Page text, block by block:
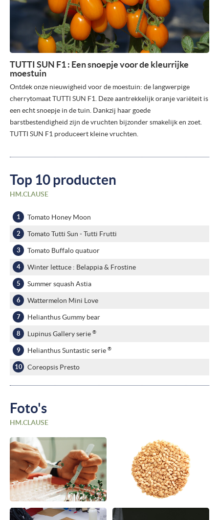
TUTTI SUN F1 : Een snoepje voor de kleurrijke
moestuin
Ontdek onze nieuwigheid voor de moestuin: de langwerpige
cherrytomaat TUTTI SUN F1. Deze aantrekkelijk oranje variëteit is
een echt snoepje in de tuin. Dankzij haar goede
barstbestendigheid zijn de vruchten bijzonder smakelijk en zoet.
TUTTI SUN F1 produceert kleine vruchten.
Top 10 producten
HM.CLAUSE
Tomato Honey Moon
Tomato Tutti Sun - Tutti Frutti
Tomato Buffalo quatuor
Winter lettuce : Belappia & Frostine
Summer squash Astia
Wattermelon Mini Love
Helianthus Gummy bear
Lupinus Gallery serie®
Helianthus Suntastic serie®
Coreopsis Presto
Foto's
HM.CLAUSE